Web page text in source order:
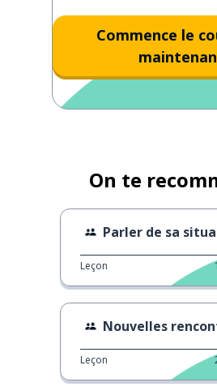
Commence le
On te
Parler de sa
Leçon
Nouvelles
Leçon